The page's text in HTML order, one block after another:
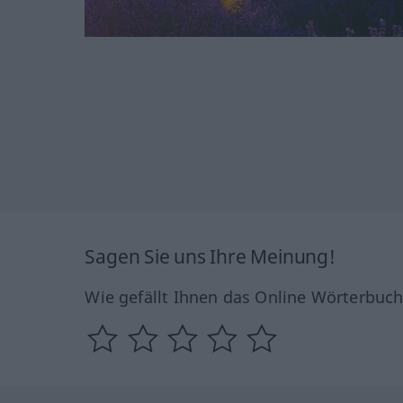
Sagen Sie uns Ihre Meinung!
Wie gefällt Ihnen das Online